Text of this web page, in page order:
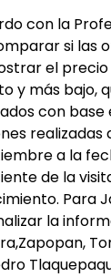
con la
si las
el
y más bajo,
con base
realizadas
a la
de la
Para
la